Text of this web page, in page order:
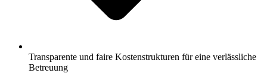
Transparente und faire Kostenstrukturen für eine verlässliche
Betreuung